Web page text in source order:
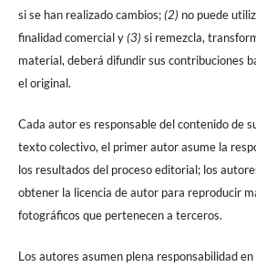
si se han realizado cambios;(2) no puede
finalidad comercial y(3) si remezcla,
material, deberá difundir sus contribuciones
el original.
Cada autor es responsable del contenido de
texto colectivo, el primer autor asume la
los resultados del proceso editorial; los
obtener la licencia de autor para reproducir
fotográficos que pertenecen a terceros.
Los autores asumen plena responsabilidad